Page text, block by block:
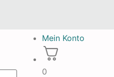
Mein Konto
0